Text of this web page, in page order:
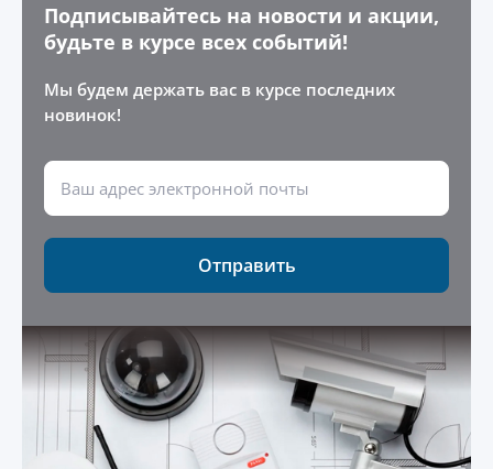
Подписывайтесь на новости и акции,
будьте в курсе всех событий!
Мы будем держать вас в курсе последних
новинок!
Отправить